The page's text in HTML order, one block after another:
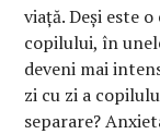
viață. Deși este
copilului, în
deveni mai
zi cu zi a
separare?